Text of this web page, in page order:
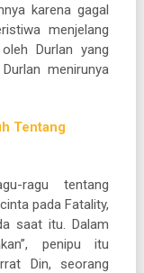
karena gagal
menjelang
oleh Durlan yang
menirunya
Tentang
ragu tentang
pada Fatality,
saat itu. Dalam
penipu itu
Din, seorang